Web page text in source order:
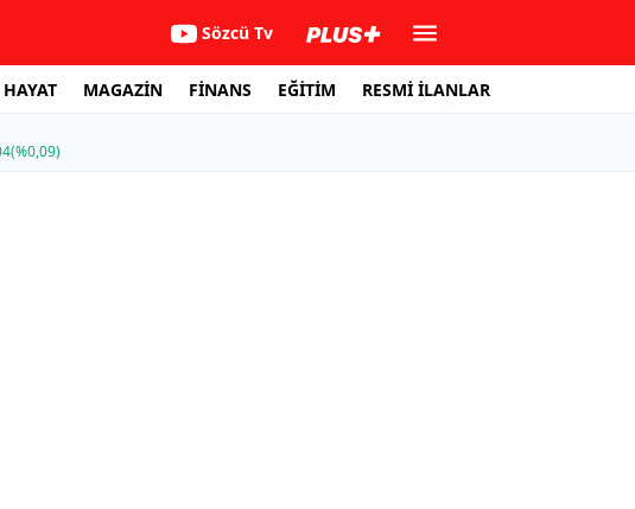
Sözcü Tv
HAYAT MAGAZİN FİNANS EĞİTİM RESMİ İLANLAR
(%0,09)